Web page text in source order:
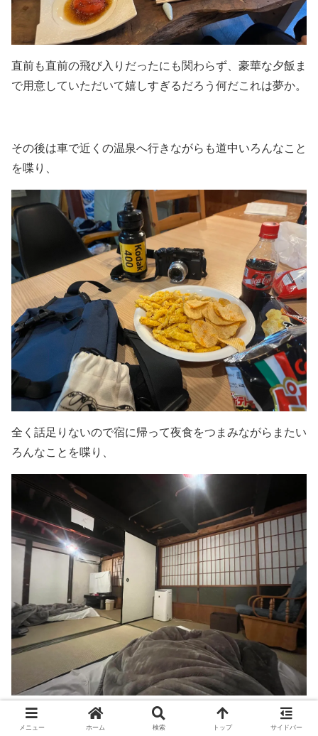
直前も直前の飛び入りだったにも関わらず、豪華な夕飯ま
で用意していただいて嬉しすぎるだろう何だこれは夢か。
その後は車で近くの温泉へ行きながらも道中いろんなこと
を喋り、
全く話足りないので宿に帰って夜食をつまみながらまたい
ろんなことを喋り、
流石にそろそろ寝なきゃなと、布団に潜って電気を消して
メニュー ホーム 検索 トップ サイドバー